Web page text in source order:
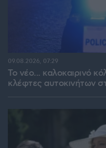
Το νέο... καλοκαιρινό
κλέφτες αυτοκινήτων
09.08.2026, 07:29